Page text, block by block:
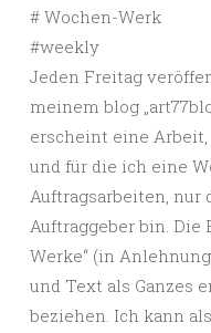
# Wochen-Werk
#weekly
Jeden Freitag
meinem blog
erscheint eine
und für die ich eine
Auftragsarbeiten, nur
Auftraggeber bin. Die
Werke“ (in
und Text als Ganzes
beziehen. Ich kann